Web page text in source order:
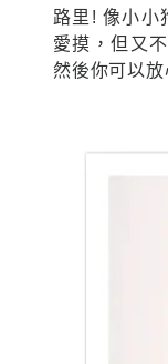
路里! 像小小
愛摸，但又
然後你可以